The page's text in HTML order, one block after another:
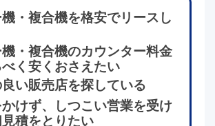
・複合機を格安でリースし
・複合機のカウンター料金
べく安くおさえたい
い販売店を探している
けず、しつこい営業を受け
積をとりたい